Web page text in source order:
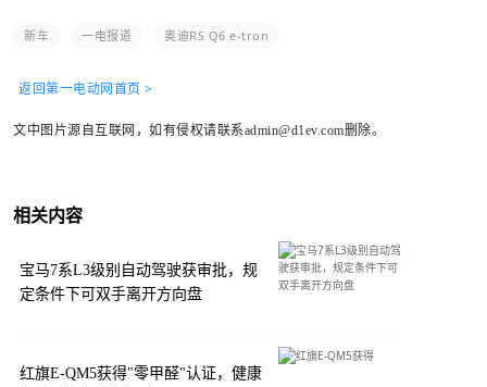
新车 一电报道 奥迪RS Q6 e-tron
返回第一电动网首页 >
文中图片源自互联网，如有侵权请联系admin@d1ev.com删除。
相关内容
宝马7系L3级别自动驾驶获审批，规
定条件下可双手离开方向盘
红旗E-QM5获得"零甲醛"认证，健康